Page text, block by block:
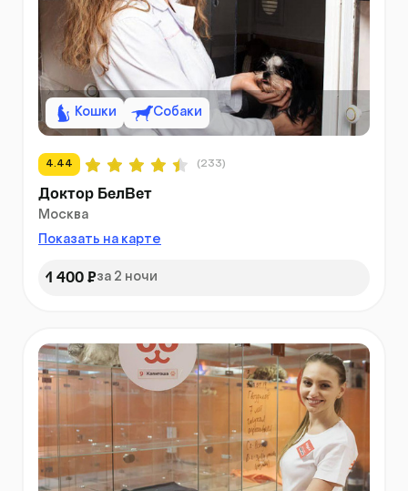
Кошки Собаки
4.44 (233)
Доктор БелВет
Москва
Показать на карте
1 400 ₽за 2 ночи